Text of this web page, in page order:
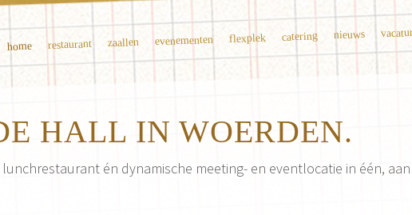
home restaurant zaallen evenementen flexplek catering nieuws
HALL IN WOERDEN.
lunchrestaurant én dynamische meeting- en eventlocatie in één,